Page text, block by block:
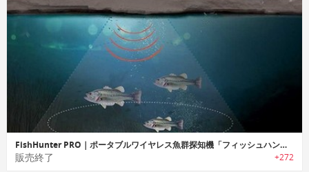
FishHunter PRO｜ポータブルワイヤレス魚群探知機「フィッシュハンタープロ」
販売終了 +272